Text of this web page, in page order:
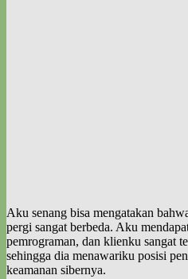
Aku senang bisa mengatakan
pergi sangat berbeda. Aku
pemrograman, dan klienku sangat
sehingga dia menawariku posisi
keamanan sibernya.